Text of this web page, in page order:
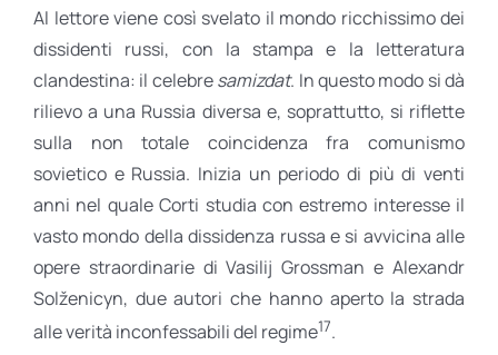
Al lettore viene così svelato il mondo ricchissimo dei
dissidenti russi, con la stampa e la letteratura
clandestina: il celebresamizdat. In questo modo si dà
rilievo a una Russia diversa e, soprattutto, si riflette
sulla non totale coincidenza fra comunismo
sovietico e Russia. Inizia un periodo di più di venti
anni nel quale Corti studia con estremo interesse il
vasto mondo della dissidenza russa e si avvicina alle
opere straordinarie di Vasilij Grossman e Alexandr
Solženicyn, due autori che hanno aperto la strada
alle verità inconfessabili del regime17.